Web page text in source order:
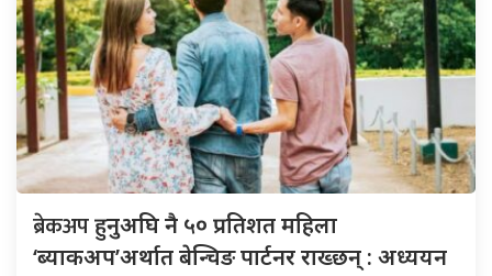
ब्रेकअपहुनुअघि नै ५० प्रतिशत महिला
‘ब्याकअप’अर्थात बेन्चिङ पार्टनर राख्छन् : अध्ययन